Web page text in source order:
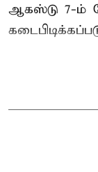
ஆகஸ்டு 7-ம்